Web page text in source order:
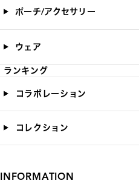
ポーチ/アクセサリー
ウェア
ランキング
コラボレーション
コレクション
INFORMATION